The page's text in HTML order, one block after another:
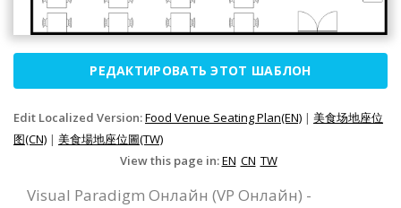
РЕДАКТИРОВАТЬ ЭТОТ ШАБЛОН
Edit Localized Version:Food Venue Seating Plan(EN) | 美食场地座位
图(CN) | 美食場地座位圖(TW)
View this page in:EN CN TW
Visual Paradigm Онлайн (VP Онлайн) -